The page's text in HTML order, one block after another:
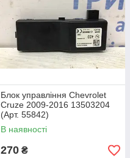
Блок управління Chevrolet
Cruze 2009-2016 13503204
(Арт. 55842)
В наявності
270 ₴